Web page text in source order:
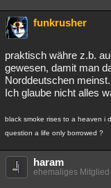
funkrusher
praktisch währe z.b.
gewesen, damit man
Norddeutschen meinst.
Ich glaube nicht alles
black smoke rises to a heaven i
question a life only borrowed ?
haram
ehemaliges Mitglied